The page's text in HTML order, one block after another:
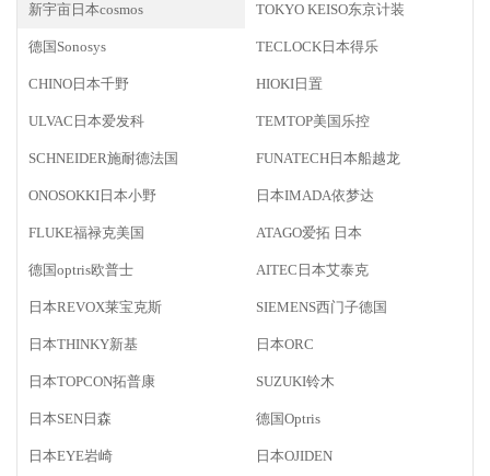
新宇亩日本cosmos TOKYO KEISO东京计装
德国Sonosys TECLOCK日本得乐
CHINO日本千野 HIOKI日置
ULVAC日本爱发科 TEMTOP美国乐控
SCHNEIDER施耐德法国 FUNATECH日本船越龙
ONOSOKKI日本小野 日本IMADA依梦达
FLUKE福禄克美国 ATAGO爱拓 日本
德国optris欧普士 AITEC日本艾泰克
日本REVOX莱宝克斯 SIEMENS西门子德国
日本THINKY新基 日本ORC
日本TOPCON拓普康 SUZUKI铃木
日本SEN日森 德国Optris
日本EYE岩崎 日本OJIDEN